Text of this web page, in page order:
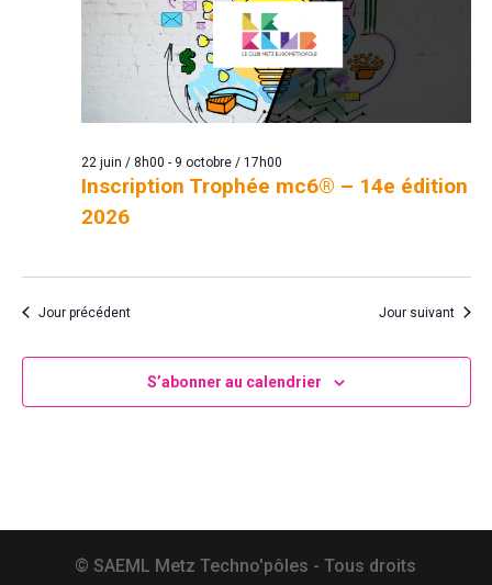
Inscription Trophée mc6® – 14e édition
2026
22 juin / 8h00 - 9 octobre / 17h00
Jour précédent Jour suivant
S’abonner au calendrier
© SAEML Metz Techno'pôles - Tous droits